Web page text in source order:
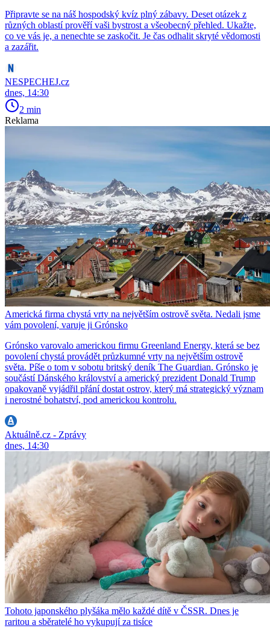
Připravte se na náš hospodský kvíz plný zábavy. Deset otázek z
různých oblastí prověří vaši bystrost a všeobecný přehled. Ukažte,
co ve vás je, a nenechte se zaskočit. Je čas odhalit skryté vědomosti
a zazářit.
NESPECHEJ.cz
dnes, 14:30
2 min
Reklama
Americká firma chystá vrty na největším ostrově světa. Nedali jsme
vám povolení, varuje ji Grónsko
Grónsko varovalo americkou firmu Greenland Energy, která se bez
povolení chystá provádět průzkumné vrty na největším ostrově
světa. Píše o tom v sobotu britský deník The Guardian. Grónsko je
součástí Dánského království a americký prezident Donald Trump
opakovaně vyjádřil přání dostat ostrov, který má strategický význam
i nerostné bohatství, pod americkou kontrolu.
Aktuálně.cz - Zprávy
dnes, 14:30
Tohoto japonského plyšáka mělo každé dítě v ČSSR. Dnes je
raritou a sběratelé ho vykupují za tisíce